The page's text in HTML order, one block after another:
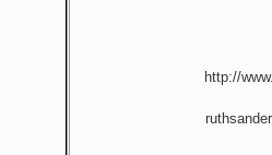
http://